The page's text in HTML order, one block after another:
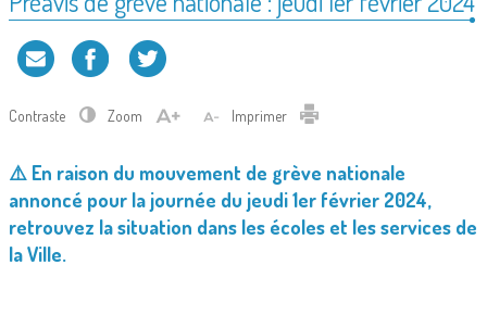
Contraste Zoom Imprimer
⚠️ En raison du mouvement de grève nationale
annoncé pour la journée du jeudi 1er février 2024,
retrouvez la situation dans les écoles et les services de
la Ville.